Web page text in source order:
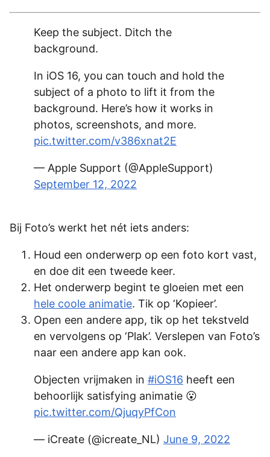
Keep the subject. Ditch the
background.
In iOS 16, you can touch and hold the
subject of a photo to lift it from the
background. Here’s how it works in
photos, screenshots, and more.
pic.twitter.com/v386xnat2E
— Apple Support (@AppleSupport)
September 12, 2022
Bij Foto’s werkt het nét iets anders:
Houd een onderwerp op een foto kort vast,
en doe dit een tweede keer.
Het onderwerp begint te gloeien met een
hele coole animatie. Tik op ‘Kopieer’.
Open een andere app, tik op het tekstveld
en vervolgens op ‘Plak’. Verslepen van Foto’s
naar een andere app kan ook.
Objecten vrijmaken in #iOS16 heeft een
behoorlijk satisfying animatie 😮
pic.twitter.com/QjuqyPfCon
— iCreate (@icreate_NL) June 9, 2022